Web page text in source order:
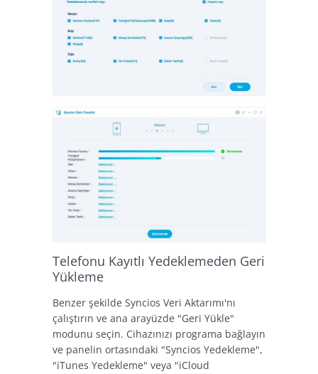
Telefonu Kayıtlı Yedeklemeden Geri
Yükleme
Benzer şekilde Syncios Veri Aktarımı'nı
çalıştırın ve ana arayüzde "Geri Yükle"
modunu seçin. Cihazınızı programa bağlayın
ve panelin ortasındaki "Syncios Yedekleme",
"iTunes Yedekleme" veya "iCloud